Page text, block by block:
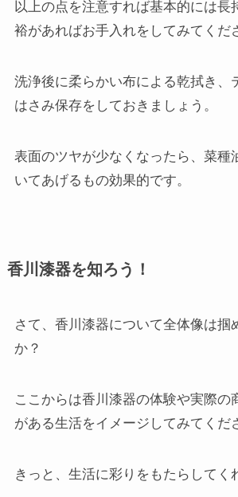
以上の点を注意すれば基本的には長
裕があればお手入れをしてみてくだ
洗浄後に柔らかい布による乾拭き、
はさみ保存をしておきましょう。
表面のツヤが少なくなったら、菜種
いてあげるもの効果的です。
香川漆器を知ろう！
さて、香川漆器について全体像は掴
か？
ここからは香川漆器の体験や実際の
がある生活をイメージしてみてくだ
きっと、生活に彩りをもたらしてく